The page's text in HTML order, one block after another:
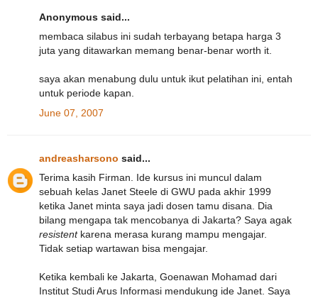
Anonymous said...
membaca silabus ini sudah terbayang betapa harga 3
juta yang ditawarkan memang benar-benar worth it.
saya akan menabung dulu untuk ikut pelatihan ini, entah
untuk periode kapan.
June 07, 2007
andreasharsono said...
Terima kasih Firman. Ide kursus ini muncul dalam
sebuah kelas Janet Steele di GWU pada akhir 1999
ketika Janet minta saya jadi dosen tamu disana. Dia
bilang mengapa tak mencobanya di Jakarta? Saya agak
resistentkarena merasa kurang mampu mengajar.
Tidak setiap wartawan bisa mengajar.
Ketika kembali ke Jakarta, Goenawan Mohamad dari
Institut Studi Arus Informasi mendukung ide Janet. Saya